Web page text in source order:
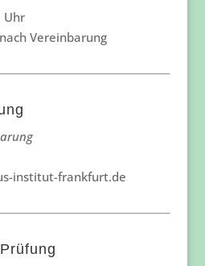
Uhr
Vereinbarung
institut-frankfurt.de